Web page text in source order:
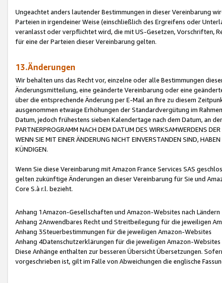
Ungeachtet anders lautender Bestimmungen in dieser Vereinbarung
Parteien in irgendeiner Weise (einschließlich des Ergreifens oder
veranlasst oder verpflichtet wird, die mit US-Gesetzen, Vorschriften,
für eine der Parteien dieser Vereinbarung gelten.
13.Änderungen
Wir behalten uns das Recht vor, einzelne oder alle Bestimmungen
Änderungsmitteilung, eine geänderte Vereinbarung oder eine
über die entsprechende Änderung per E-Mail an Ihre zu diesem
ausgenommen etwaige Erhöhungen der Standardvergütung im
Datum, jedoch frühestens sieben Kalendertage nach dem Datum, an
PARTNERPROGRAMM NACH DEM DATUM DES WIRKSAMWERDENS
WENN SIE MIT EINER ÄNDERUNG NICHT EINVERSTANDEN SIND,
KÜNDIGEN.
Wenn Sie diese Vereinbarung mit Amazon France Services SAS
gelten zukünftige Änderungen an dieser Vereinbarung für Sie und
Core S.à r.l. bezieht.
Anhang 1Amazon-Gesellschaften und Amazon-Websites nach Ländern
Anhang 2Anwendbares Recht und Streitbeilegung für die jeweiligen
Anhang 3Steuerbestimmungen für die jeweiligen Amazon-Websites
Anhang 4Datenschutzerklärungen für die jeweiligen Amazon-Websites
Diese Anhänge enthalten zur besseren Übersicht Übersetzungen.
vorgeschrieben ist, gilt im Falle von Abweichungen die englische